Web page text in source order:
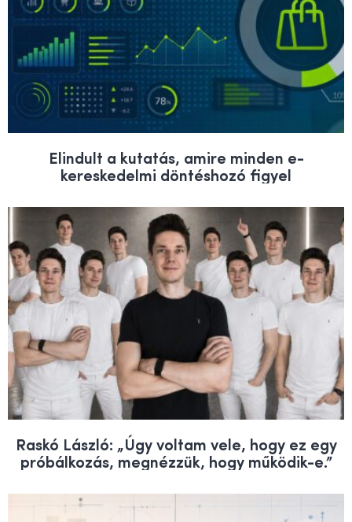
Elindult a kutatás, amire minden e-
kereskedelmi döntéshozó figyel
Raskó László: „Úgy voltam vele, hogy ez egy
próbálkozás, megnézzük, hogy működik-e.”